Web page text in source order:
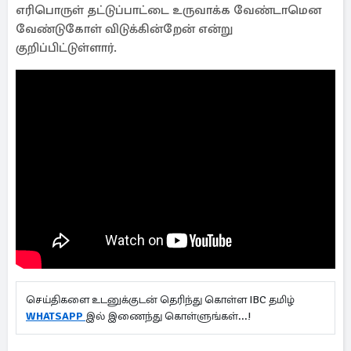
எரிபொருள் தட்டுப்பாட்டை உருவாக்க வேண்டாமென
வேண்டுகோள் விடுக்கின்றேன் என்று
குறிப்பிட்டுள்ளார்.
செய்திகளை உடனுக்குடன் தெரிந்து கொள்ள IBC தமிழ்
WHATSAPP இல் இணைந்து கொள்ளுங்கள்...!